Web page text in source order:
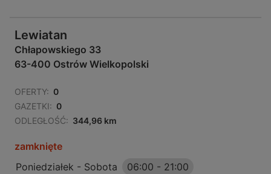
Lewiatan
Chłapowskiego 33
63-400 Ostrów Wielkopolski
OFERTY: 0
GAZETKI: 0
ODLEGŁOŚĆ: 344,96 km
zamknięte
Poniedziałek - Sobota
06:00 - 21:00